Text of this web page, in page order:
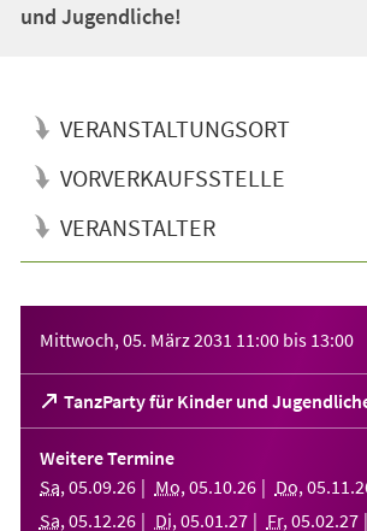
und Jugendliche!
VERANSTALTUNGSORT
VORVERKAUFSSTELLE
VERANSTALTER
Mittwoch, 05. März 2031 11:00 bis 13:00
TanzParty für Kinder und
(Öffnet
in
einem
neuen
Tab)
Weitere Termine
Sa, 05.09.26 Mo, 05.10.26 Do, 05.11 .
Sa, 05.12.26 Di, 05.01 .27 Fr, 05.02.27